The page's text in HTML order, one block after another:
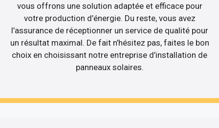
vous offrons une solution adaptée et efficace pour
votre production d’énergie. Du reste, vous avez
l’assurance de réceptionner un service de qualité pour
un résultat maximal. De fait n’hésitez pas, faites le bon
choix en choisissant notre entreprise d’installation de
panneaux solaires.